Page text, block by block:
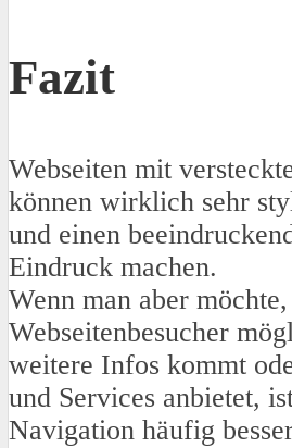
Fazit
Webseiten mit
können wirklich sehr
und einen
Eindruck machen.
Wenn man aber
Webseitenbesucher
weitere Infos kommt
und Services anbietet,
Navigation häufig